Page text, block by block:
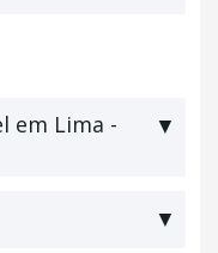
em Lima -
▼
▼